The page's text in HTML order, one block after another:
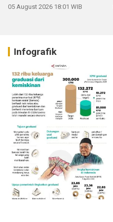
05 August 2026 18:01 WIB
Infografik